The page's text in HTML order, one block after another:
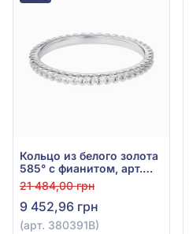
Кольцо из белого золота
585° с фианитом, арт.
380391В
21 484,00 грн
9 452,96 грн
(арт. 380391В)